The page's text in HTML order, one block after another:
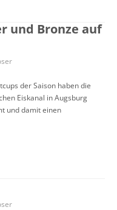
und Bronze auf
der Saison haben die
Eiskanal in Augsburg
und damit einen